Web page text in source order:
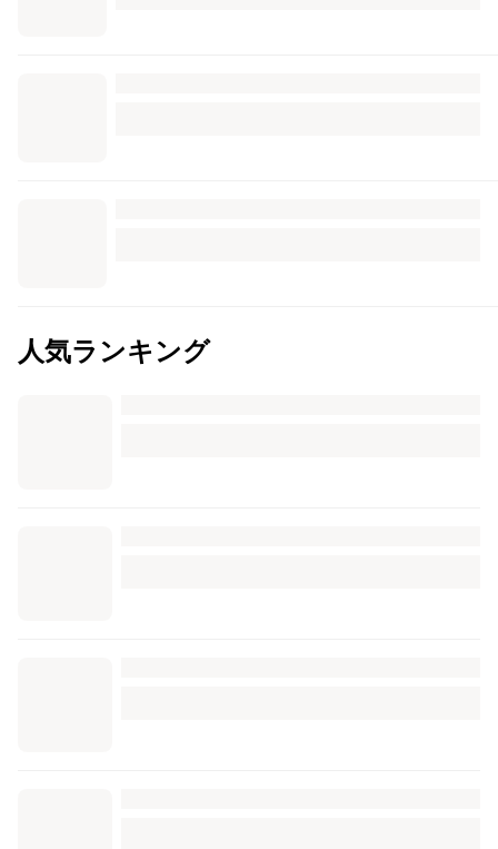
人気ランキング